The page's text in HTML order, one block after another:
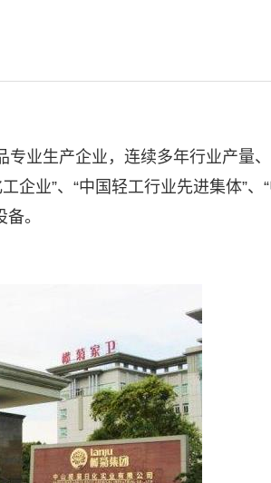
业生产企业，连续多年行业产量
业”、“中国轻工行业先进集体”、
。